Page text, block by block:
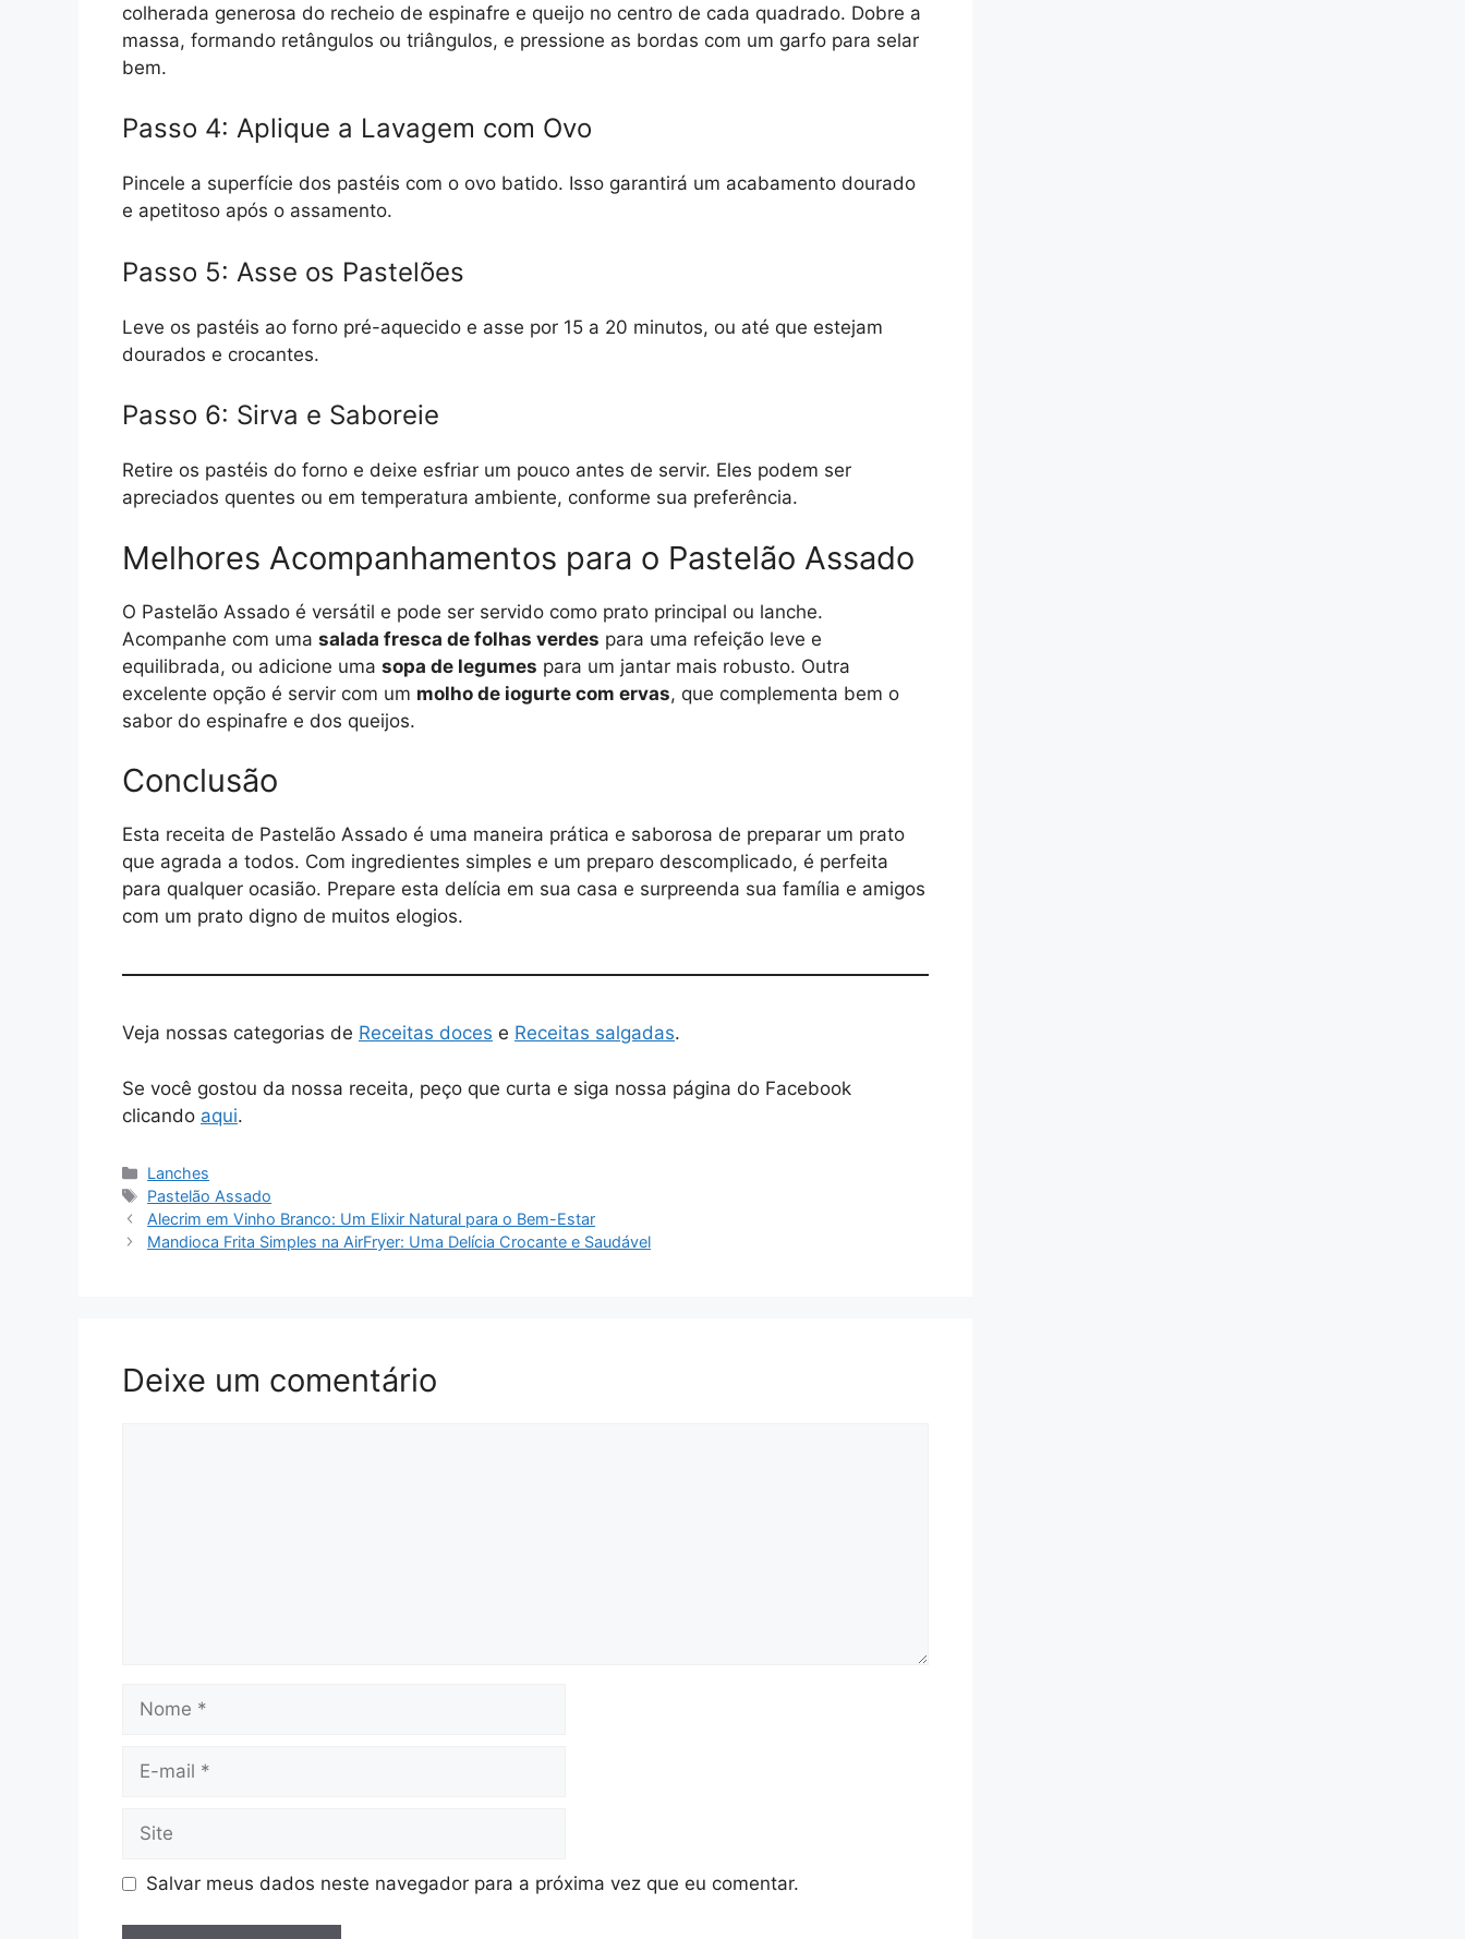
colherada generosa do recheio de espinafre e queijo no centro de cada quadrado. Dobre a
massa, formando retângulos ou triângulos, e pressione as bordas com um garfo para selar
bem.
Passo 4: Aplique a Lavagem com Ovo
Pincele a superfície dos pastéis com o ovo batido. Isso garantirá um acabamento dourado
e apetitoso após o assamento.
Passo 5: Asse os Pastelões
Leve os pastéis ao forno pré-aquecido e asse por 15 a 20 minutos, ou até que estejam
dourados e crocantes.
Passo 6: Sirva e Saboreie
Retire os pastéis do forno e deixe esfriar um pouco antes de servir. Eles podem ser
apreciados quentes ou em temperatura ambiente, conforme sua preferência.
Melhores Acompanhamentos para o Pastelão Assado
O Pastelão Assado é versátil e pode ser servido como prato principal ou lanche.
Acompanhe com uma salada fresca de folhas verdes para uma refeição leve e
equilibrada, ou adicione uma sopa de legumes para um jantar mais robusto. Outra
excelente opção é servir com um molho de iogurte com ervas, que complementa bem o
sabor do espinafre e dos queijos.
Conclusão
Esta receita de Pastelão Assado é uma maneira prática e saborosa de preparar um prato
que agrada a todos. Com ingredientes simples e um preparo descomplicado, é perfeita
para qualquer ocasião. Prepare esta delícia em sua casa e surpreenda sua família e amigos
com um prato digno de muitos elogios.
Veja nossas categorias de Receitas doces e Receitas salgadas.
Se você gostou da nossa receita, peço que curta e siga nossa página do Facebook
clicando aqui.
Lanches
Pastelão Assado
Alecrim em Vinho Branco: Um Elixir Natural para o Bem-Estar
Mandioca Frita Simples na AirFryer: Uma Delícia Crocante e Saudável
Deixe um comentário
Salvar meus dados neste navegador para a próxima vez que eu comentar.